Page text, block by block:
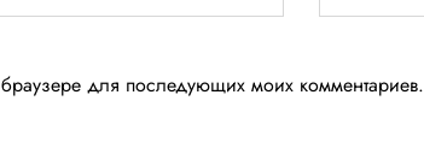
для последующих моих комментариев.